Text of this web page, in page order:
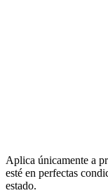
Aplica únicamente a
esté en perfectas
estado.